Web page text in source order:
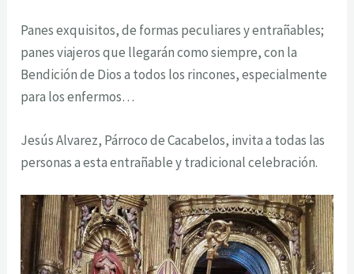
Panes exquisitos, de formas peculiares y entrañables;
panes viajeros que llegarán como siempre, con la
Bendición de Dios a todos los rincones, especialmente
para los enfermos…
Jesús Alvarez, Párroco de Cacabelos, invita a todas las
personas a esta entrañable y tradicional celebración.